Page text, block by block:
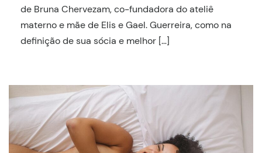
de Bruna Chervezam, co-fundadora do ateliê
materno e mãe de Elis e Gael. Guerreira, como na
definição de sua sócia e melhor […]